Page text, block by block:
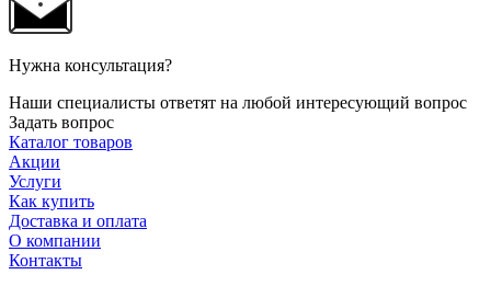
Нужна консультация?
Наши специалисты ответят на любой интересующий вопрос
Задать вопрос
Каталог товаров
Акции
Услуги
Как купить
Доставка и оплата
О компании
Контакты